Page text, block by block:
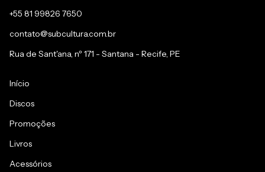
+55 81 99826 7650
contato@subcultura.com.br
Rua de Sant'ana, nº 171 - Santana - Recife, PE
Início
Discos
Promoções
Livros
Acessórios